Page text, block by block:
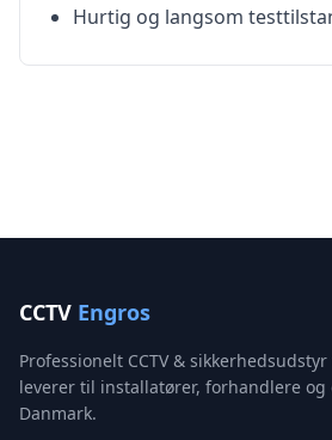
Hurtig og langsom
CCTV Engros
Professionelt CCTV &
leverer til installatører, forhandlere
Danmark.